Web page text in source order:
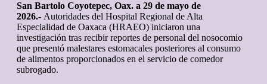
San Bartolo Coyotepec, Oax. a 29 de mayo de
2026.- Autoridades del Hospital Regional de Alta
Especialidad de Oaxaca (HRAEO) iniciaron una
investigación tras recibir reportes de personal del nosocomio
que presentó malestares estomacales posteriores al consumo
de alimentos proporcionados en el servicio de comedor
subrogado.